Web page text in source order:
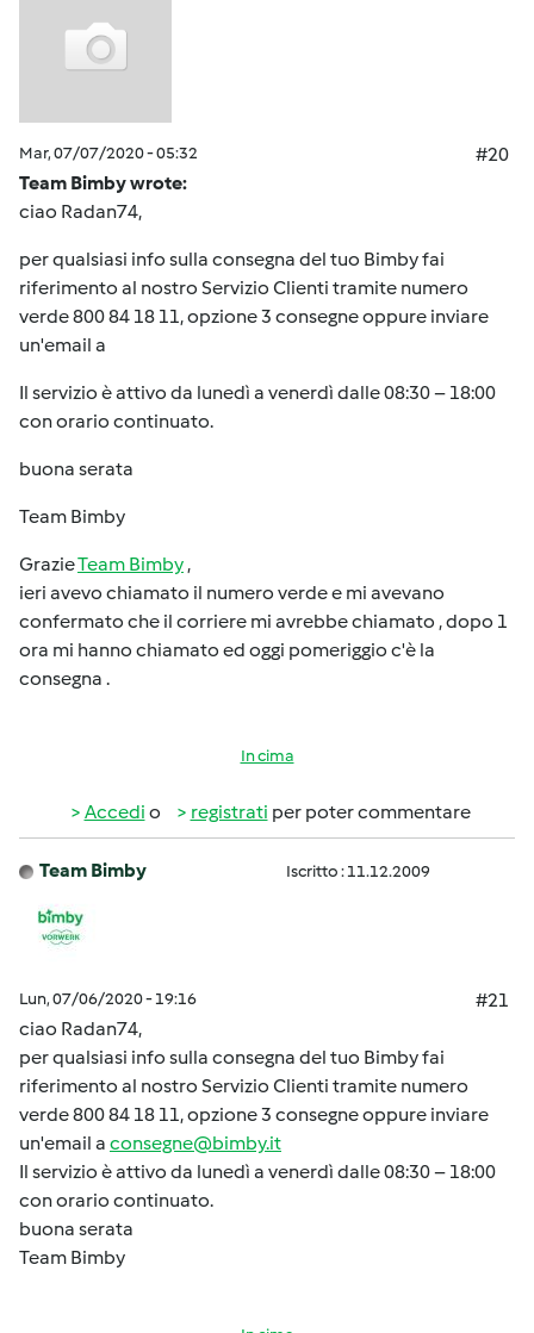
Mar, 07/07/2020 - 05:32
#20
Team Bimby wrote:
ciao Radan74,
per qualsiasi info sulla consegna del tuo Bimby fai
riferimento al nostro Servizio Clienti tramite numero
verde 800 84 18 11, opzione 3 consegne oppure inviare
un'email a
Il servizio è attivo da lunedì a venerdì dalle 08:30 – 18:00
con orario continuato.
buona serata
Team Bimby
GrazieTeam Bimby ,
ieri avevo chiamato il numero verde e mi avevano
confermato che il corriere mi avrebbe chiamato , dopo 1
ora mi hanno chiamato ed oggi pomeriggio c'è la
consegna .
In cima
Accedi o registrati per poter commentare
Team Bimby Iscritto : 11.12.2009
Lun, 07/06/2020 - 19:16
#21
ciao Radan74,
per qualsiasi info sulla consegna del tuo Bimby fai
riferimento al nostro Servizio Clienti tramite numero
verde 800 84 18 11, opzione 3 consegne oppure inviare
un'email a consegne@bimby.it
Il servizio è attivo da lunedì a venerdì dalle 08:30 – 18:00
con orario continuato.
buona serata
Team Bimby